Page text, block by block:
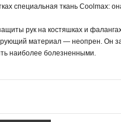
специальная ткань Coolmax:
рук на костяшках и
материал — неопрен. Он
наиболее болезненными.